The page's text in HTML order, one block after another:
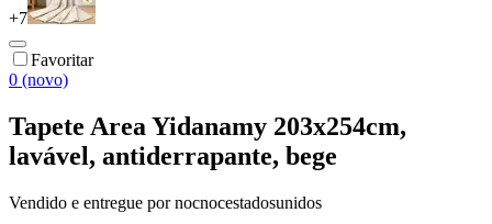
+7
Favoritar
0 (novo)
Tapete Area Yidanamy 203x254cm,
lavável, antiderrapante, bege
Vendido e entregue por nocnocestadosunidos